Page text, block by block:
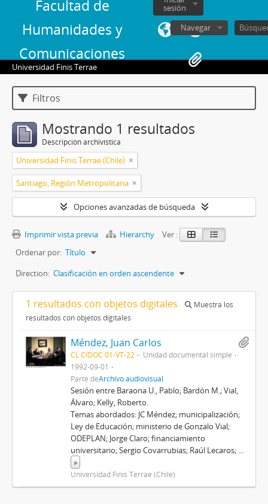
Facultad de
Humanidades y
Comunicaciones
sesión
Navegar
Universidad Finis Terrae
Filtros
Mostrando 1 resultados
Descripción archivística
Universidad Finis Terrae (Chile)
Santiago, Región Metropolitana
Opciones avanzadas de búsqueda
Imprimir vista previa Hierarchy
Ver :
Ordenar por: Título
Direction: Clasificación en orden ascendente
1 resultados con objetos digitales
Muestra los
resultados con objetos digitales
Méndez, Juan Carlos
CL CIDOC 01-VT-22
Unidad documental simple
1992-09-01
Parte deArchivo audiovisual
Sesión entre Baraona U., Pablo; Bardón M.; Vial,
Álvaro; Kelly, Roberto.
Temas abordados: JC Méndez; municipalización;
Ley de Educación; ministerio de Gonzalo Vial;
ODEPLAN; Jorge Claro; financiamiento
universitario; Sergio Covarrubias; Raúl Lecaros; ...
»
Universidad Finis Terrae (Chile)